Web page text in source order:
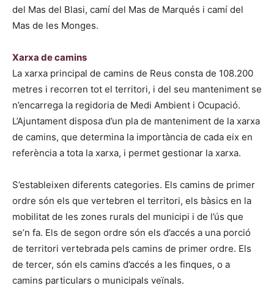
del Mas del Blasi, camí del Mas de Marqués i camí del
Mas de les Monges.
Xarxa de camins
La xarxa principal de camins de Reus consta de 108.200
metres i recorren tot el territori, i del seu manteniment se
n’encarrega la regidoria de Medi Ambient i Ocupació.
L’Ajuntament disposa d’un pla de manteniment de la xarxa
de camins, que determina la importància de cada eix en
referència a tota la xarxa, i permet gestionar la xarxa.
S’estableixen diferents categories. Els camins de primer
ordre són els que vertebren el territori, els bàsics en la
mobilitat de les zones rurals del municipi i de l’ús que
se’n fa. Els de segon ordre són els d’accés a una porció
de territori vertebrada pels camins de primer ordre. Els
de tercer, són els camins d’accés a les finques, o a
camins particulars o municipals veïnals.